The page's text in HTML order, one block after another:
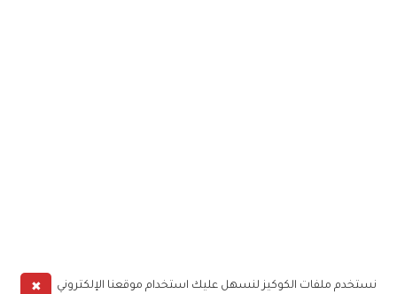
✖
نستخدم ملفات الكوكيز لنسهل عليك استخدام موقعنا الإلكتروني